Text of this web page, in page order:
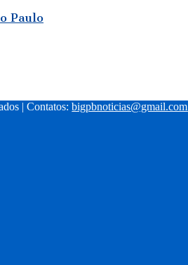
Paulo
| Contatos:bigpbnoticias@gmail.com